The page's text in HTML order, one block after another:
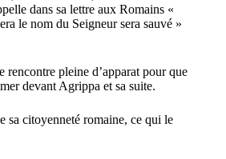
dans sa lettre aux Romains «
le nom du Seigneur sera sauvé »
rencontre pleine d’apparat pour que
devant Agrippa et sa suite.
sa citoyenneté romaine, ce qui le